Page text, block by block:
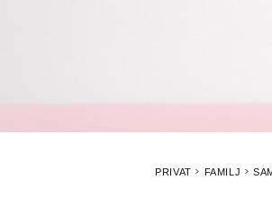
PRIVAT FAMILJ